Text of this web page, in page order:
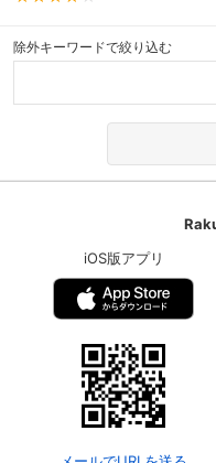
除外キーワードで絞り込む
iOS版アプリ